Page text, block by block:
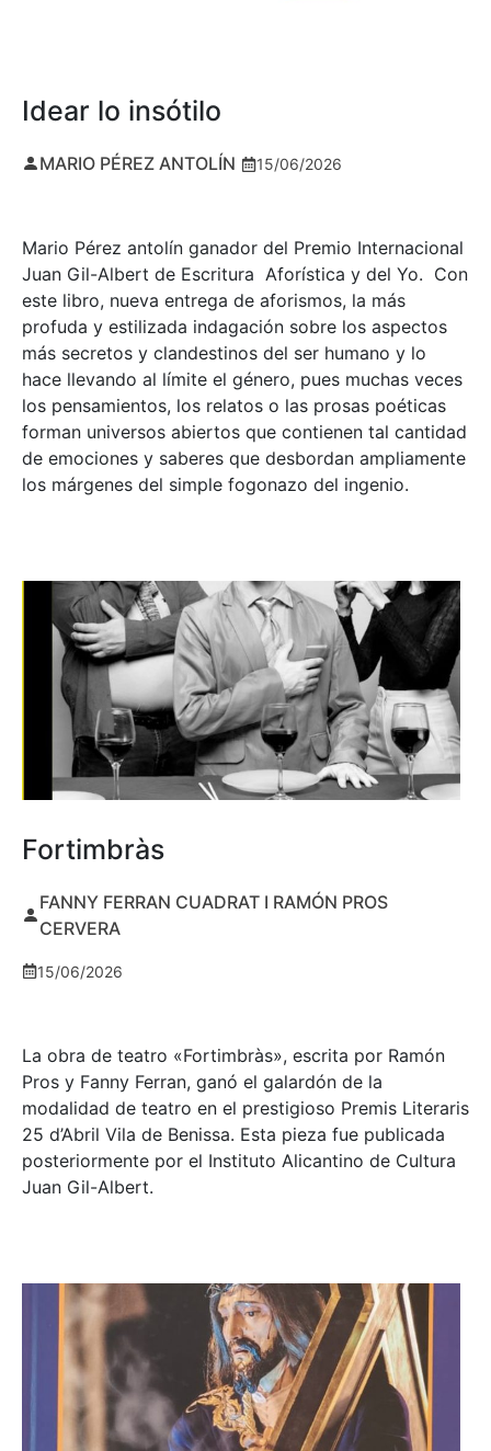
Idear lo insótilo
MARIO PÉREZ ANTOLÍN 15/06/2026
Mario Pérez antolín ganador del Premio Internacional
Juan Gil-Albert de Escritura Aforística y del Yo. Con
este libro, nueva entrega de aforismos, la más
profuda y estilizada indagación sobre los aspectos
más secretos y clandestinos del ser humano y lo
hace llevando al límite el género, pues muchas veces
los pensamientos, los relatos o las prosas poéticas
forman universos abiertos que contienen tal cantidad
de emociones y saberes que desbordan ampliamente
los márgenes del simple fogonazo del ingenio.
Fortimbràs
FANNY FERRAN CUADRAT I RAMÓN PROS
CERVERA
15/06/2026
La obra de teatro «Fortimbràs», escrita por Ramón
Pros y Fanny Ferran, ganó el galardón de la
modalidad de teatro en el prestigioso Premis Literaris
25 d’Abril Vila de Benissa. Esta pieza fue publicada
posteriormente por el Instituto Alicantino de Cultura
Juan Gil-Albert.